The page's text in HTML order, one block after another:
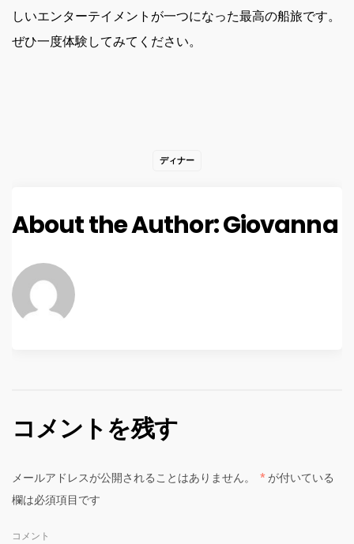
しいエンターテイメントが一つになった最高の船旅です。
ぜひ一度体験してみてください。
ディナー
About the Author:Giovanna
コメントを残す
メールアドレスが公開されることはありません。 * が付いている
欄は必須項目です
コメント